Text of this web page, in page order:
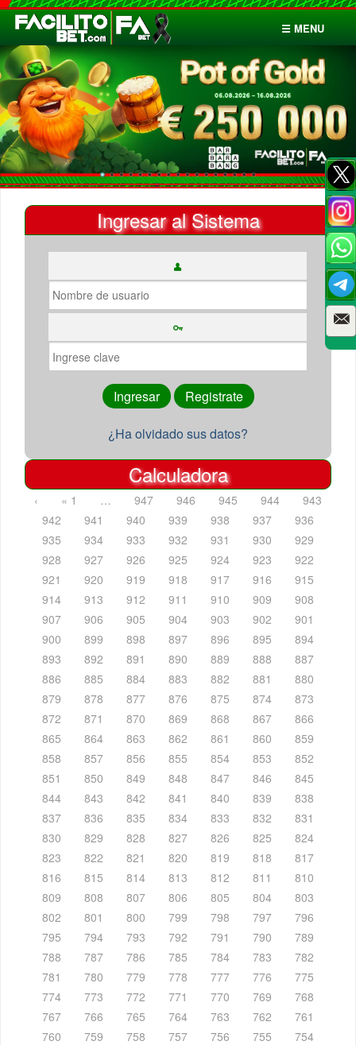
☰ MENU
Inicio
Apuestas
Cuentas
Ingresar al Sistema
¿Ha olvidado sus datos?
Calculadora
‹ « 1 … 947 946 945 944
943
942
941 940 939 938 937
936
935
934 933 932 931 930
929
928
927 926 925 924 923
922
921
920 919 918 917 916
915
914
913 912 911 910 909
908
907
906 905 904 903 902
901
900
899 898 897 896 895
894
893
892 891 890 889 888
887
886
885 884 883 882 881
880
879
878 877 876 875 874
873
872
871 870 869 868 867
866
865
864 863 862 861 860
859
858
857 856 855 854 853
852
851
850 849 848 847 846
845
844
843 842 841 840 839
838
837
836 835 834 833 832
831
830
829 828 827 826 825
824
823
822 821 820 819 818
817
816
815 814 813 812 811
810
809
808 807 806 805 804
803
802
801 800 799 798 797
796
795
794 793 792 791 790
789
788
787 786 785 784 783
782
781
780 779 778 777 776
775
774
773 772 771 770 769
768
767
766 765 764 763 762
761
760
759 758 757 756 755
754